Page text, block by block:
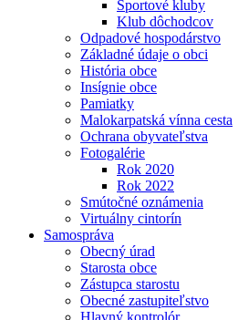
Športové kluby
Klub dôchodcov
Odpadové hospodárstvo
Základné údaje o obci
História obce
Insígnie obce
Pamiatky
Malokarpatská vínna cesta
Ochrana obyvateľstva
Fotogalérie
Rok 2020
Rok 2022
Smútočné oznámenia
Virtuálny cintorín
Samospráva
Obecný úrad
Starosta obce
Zástupca starostu
Obecné zastupiteľstvo
Hlavný kontrolór